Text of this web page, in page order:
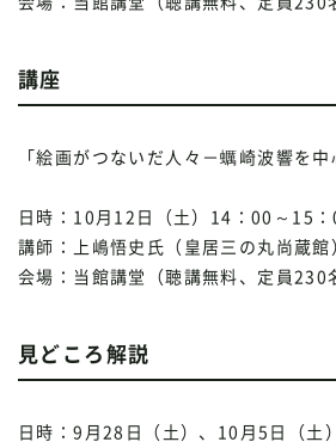
講座
「絵画がつないだ人々－蠣崎波響を中
日時：10月12日（土）14：00～15：
講師：上嶋悟史氏（皇居三の丸尚蔵館
会場：当館講堂（聴講無料、定員230
見どころ解説
日時：9月28日（土）、10月5日（土